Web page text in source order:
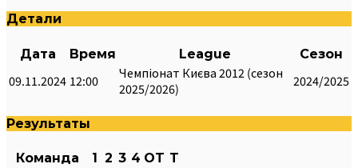
Детали
Дата Время League Сезон
09.11.2024 12:00
Чемпіонат Києва 2012 (сезон
2025/2026)
2024/2025
Результаты
Команда 1 2 3 4 OT T